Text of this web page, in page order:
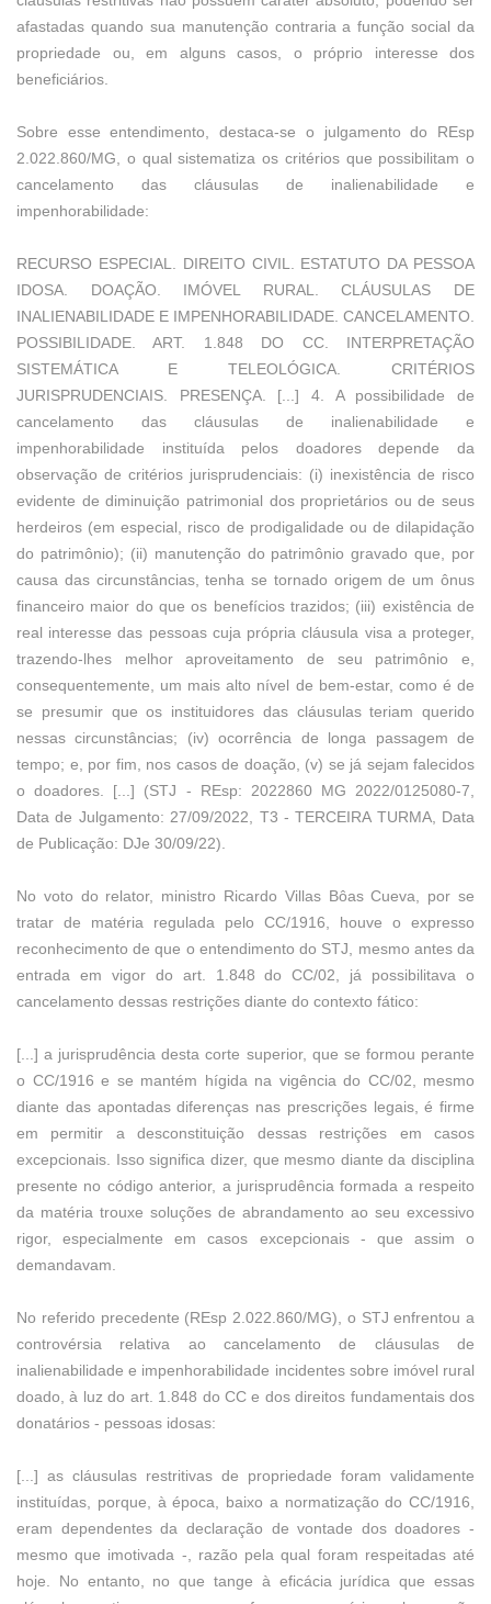
afastadas quando sua manutenção contraria a função social da
propriedade ou, em alguns casos, o próprio interesse dos
beneficiários.
Sobre esse entendimento, destaca-se o julgamento do REsp
2.022.860/MG, o qual sistematiza os critérios que possibilitam o
cancelamento das cláusulas de inalienabilidade e
impenhorabilidade:
RECURSO ESPECIAL. DIREITO CIVIL. ESTATUTO DA PESSOA
IDOSA. DOAÇÃO. IMÓVEL RURAL. CLÁUSULAS DE
INALIENABILIDADE E IMPENHORABILIDADE. CANCELAMENTO.
POSSIBILIDADE. ART. 1.848 DO CC. INTERPRETAÇÃO
SISTEMÁTICA E TELEOLÓGICA. CRITÉRIOS
JURISPRUDENCIAIS. PRESENÇA. [...] 4. A possibilidade de
cancelamento das cláusulas de inalienabilidade e
impenhorabilidade instituída pelos doadores depende da
observação de critérios jurisprudenciais: (i) inexistência de risco
evidente de diminuição patrimonial dos proprietários ou de seus
herdeiros (em especial, risco de prodigalidade ou de dilapidação
do patrimônio); (ii) manutenção do patrimônio gravado que, por
causa das circunstâncias, tenha se tornado origem de um ônus
financeiro maior do que os benefícios trazidos; (iii) existência de
real interesse das pessoas cuja própria cláusula visa a proteger,
trazendo-lhes melhor aproveitamento de seu patrimônio e,
consequentemente, um mais alto nível de bem-estar, como é de
se presumir que os instituidores das cláusulas teriam querido
nessas circunstâncias; (iv) ocorrência de longa passagem de
tempo; e, por fim, nos casos de doação, (v) se já sejam falecidos
o doadores. [...] (STJ - REsp: 2022860 MG 2022/0125080-7,
Data de Julgamento: 27/09/2022, T3 - TERCEIRA TURMA, Data
de Publicação: DJe 30/09/22).
No voto do relator, ministro Ricardo Villas Bôas Cueva, por se
tratar de matéria regulada pelo CC/1916, houve o expresso
reconhecimento de que o entendimento do STJ, mesmo antes da
entrada em vigor do art. 1.848 do CC/02, já possibilitava o
cancelamento dessas restrições diante do contexto fático:
[...] a jurisprudência desta corte superior, que se formou perante
o CC/1916 e se mantém hígida na vigência do CC/02, mesmo
diante das apontadas diferenças nas prescrições legais, é firme
em permitir a desconstituição dessas restrições em casos
excepcionais. Isso significa dizer, que mesmo diante da disciplina
presente no código anterior, a jurisprudência formada a respeito
da matéria trouxe soluções de abrandamento ao seu excessivo
rigor, especialmente em casos excepcionais - que assim o
demandavam.
No referido precedente (REsp 2.022.860/MG), o STJ enfrentou a
controvérsia relativa ao cancelamento de cláusulas de
inalienabilidade e impenhorabilidade incidentes sobre imóvel rural
doado, à luz do art. 1.848 do CC e dos direitos fundamentais dos
donatários - pessoas idosas:
[...] as cláusulas restritivas de propriedade foram validamente
instituídas, porque, à época, baixo a normatização do CC/1916,
eram dependentes da declaração de vontade dos doadores -
mesmo que imotivada -, razão pela qual foram respeitadas até
hoje. No entanto, no que tange à eficácia jurídica que essas